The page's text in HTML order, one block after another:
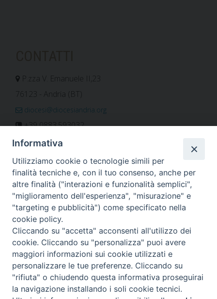
P.zza V. Emanuele II,23
76123 - Andria (BT)
diocesi@diocesiandria.org
+39 0883.593032
+39 0883.592596
ORARIO E CALENDARI
Orari uffici
Calendario diocesano
Orario messe
Per invio di comunicati, notizie e segnalazioni scrivere a:
stampa@diocesiandria.org
Informativa
Utilizziamo cookie o tecnologie simili per
finalità tecniche e, con il tuo consenso, anche per
altre finalità ("interazioni e funzionalità semplici",
"miglioramento dell'esperienza", "misurazione" e
"targeting e pubblicità") come specificato nella
cookie policy.
Cliccando su "accetta" acconsenti all'utilizzo dei
cookie. Cliccando su "personalizza" puoi avere
maggiori informazioni sui cookie utilizzati e
personalizzare le tue preferenze. Cliccando su
"rifiuta" o chiudendo questa informativa proseguirai
la navigazione installando i soli cookie tecnici.